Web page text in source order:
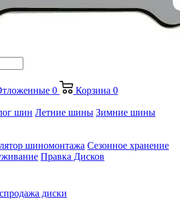
0 Корзина 0
шин Летние шины Зимние шины
шиномонтажа Сезонное хранение
Правка Дисков
диски